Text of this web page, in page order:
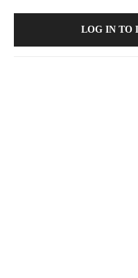
LOG IN TO